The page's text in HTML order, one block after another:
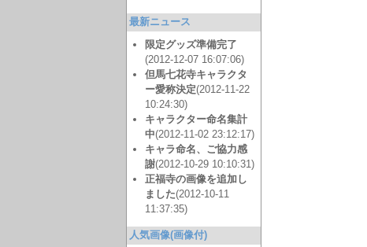
最新ニュース
限定グッズ準備完了
(2012-12-07 16:07:06)
但馬七花寺キャラクタ
ー愛称決定(2012-11-22
10:24:30)
キャラクター命名集計
中(2012-11-02 23:12:17)
キャラ命名、ご協力感
謝(2012-10-29 10:10:31)
正福寺の画像を追加し
ました(2012-10-11
11:37:35)
人気画像(画像付)